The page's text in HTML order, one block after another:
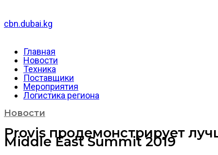
cbn.dubai.kg
Главная
Новости
Техника
Поставщики
Мероприятия
Логистика региона
Новости
Provis продемонстрирует
Middle East Summit 2019